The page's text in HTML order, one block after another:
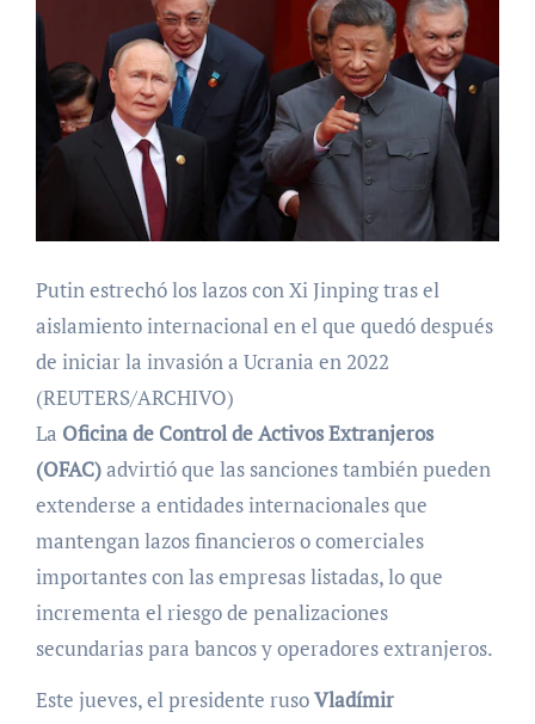
Putin estrechó los lazos con Xi Jinping tras el
aislamiento internacional en el que quedó después
de iniciar la invasión a Ucrania en 2022
(REUTERS/ARCHIVO)
La Oficina de Control de Activos Extranjeros
(OFAC)advirtió que las sanciones también pueden
extenderse a entidades internacionales que
mantengan lazos financieros o comerciales
importantes con las empresas listadas, lo que
incrementa el riesgo de penalizaciones
secundarias para bancos y operadores extranjeros.
Este jueves, el presidente rusoVladímir